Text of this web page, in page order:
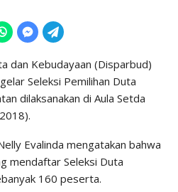
dan Kebudayaan (Disparbud)
Seleksi Pemilihan Duta
dilaksanakan di Aula Setda
Evalinda mengatakan bahwa
mendaftar Seleksi Duta
160 peserta.